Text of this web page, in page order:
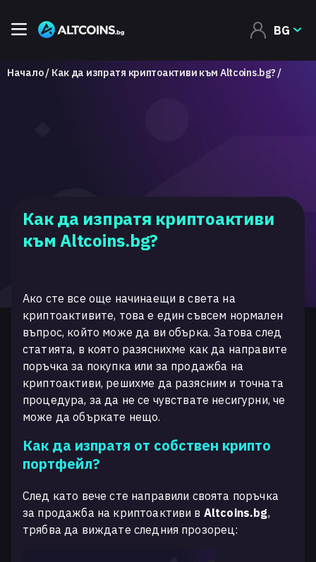
BG
Начало Как да изпратя криптоактиви към Altcoins.bg?
Как да изпратя криптоактиви
към Altcoins.bg?
Ако сте все още начинаещи в света на
криптоактивите, това е един съвсем нормален
въпрос, който може да ви обърка. Затова след
статията, в която разяснихме как да направите
поръчка за покупка или за продажба на
криптоактиви, решихме да разясним и точната
процедура, за да не се чувствате несигурни, че
може да объркате нещо.
Как да изпратя от собствен крипто
портфейл?
След като вече сте направили своята поръчка
за продажба на криптоактиви в Altcoins.bg,
трябва да виждате следния прозорец: